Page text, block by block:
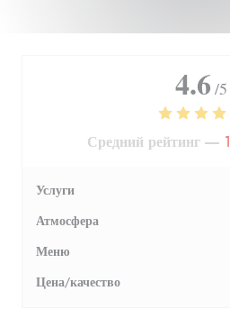
4.6 /5
Средний рейтинг —
Услуги
Атмосфера
Меню
Цена/качество